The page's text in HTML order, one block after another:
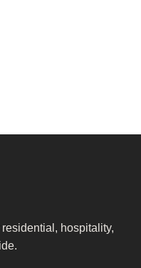
hospitality,